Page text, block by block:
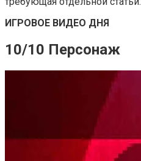
ИГРОВОЕ ВИДЕО ДНЯ
10/10 Персонаж